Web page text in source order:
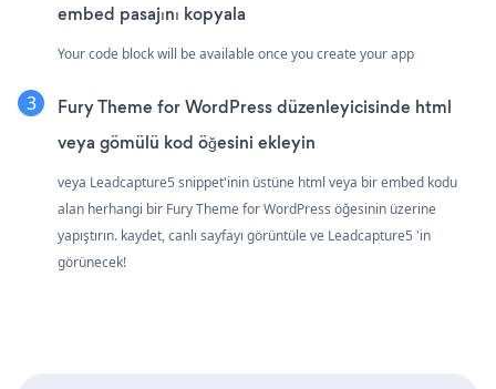
embed pasajını kopyala
Your code block will be available once you create your app
Fury Theme for WordPress düzenleyicisinde html
veya gömülü kod öğesini ekleyin
veya Leadcapture5 snippet'inin üstüne html veya bir embed kodu
alan herhangi bir Fury Theme for WordPress öğesinin üzerine
yapıştırın. kaydet, canlı sayfayı görüntüle ve Leadcapture5 'in
görünecek!